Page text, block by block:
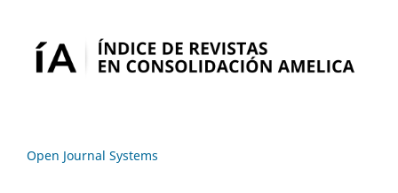
Open Journal Systems